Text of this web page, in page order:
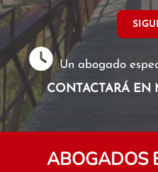
Un abogado
CONTACTARÁ EN
ABOGADOS